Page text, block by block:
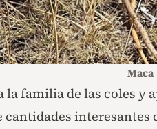
Maca
la familia de las coles y
cantidades